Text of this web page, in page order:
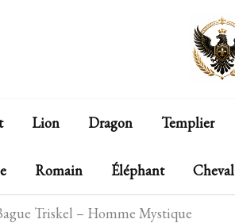
Lion Dragon Templier
Romain Éléphant Cheval
Triskel – Homme Mystique